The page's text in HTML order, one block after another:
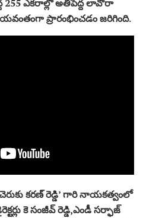
255 ఎకరాల్లో అతిపెద్ద లావోరా
ప్రారంభించడం జరిగింది.
కరణ్ రెడ్డి’ గారి నాయకత్వంలో
కె సంజీవ్ రెడ్డి,ఎండీ సర్ఫాజ్